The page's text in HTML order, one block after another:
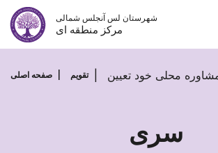
پرش
محتوا
شهرستان لس آنجلس شمالی
مرکز منطقه ای
صفحه اصلی تقویم محلی خود تعیین
سری